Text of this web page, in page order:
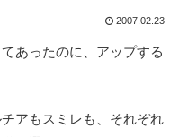
2007.02.23
あったのに、アップする
アもスミレも、それぞれ